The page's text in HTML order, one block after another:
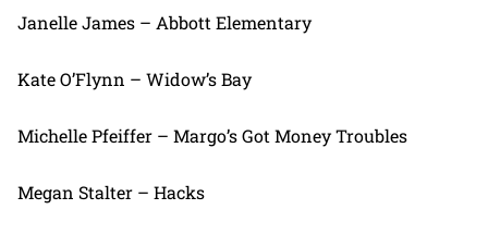
Janelle James – Abbott Elementary
Kate O’Flynn – Widow’s Bay
Michelle Pfeiffer – Margo’s Got Money Troubles
Megan Stalter – Hacks